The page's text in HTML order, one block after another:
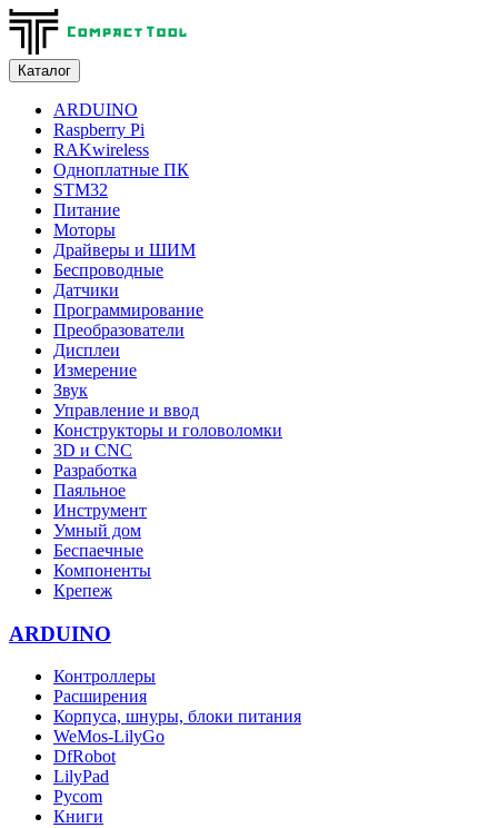
Каталог
ARDUINO
Raspberry Pi
RAKwireless
Одноплатные ПК
STM32
Питание
Моторы
Драйверы и ШИМ
Беспроводные
Датчики
Программирование
Преобразователи
Дисплеи
Измерение
Звук
Управление и ввод
Конструкторы и головоломки
3D и CNC
Разработка
Паяльное
Инструмент
Умный дом
Беспаечные
Компоненты
Крепеж
ARDUINO
Контроллеры
Расширения
Корпуса, шнуры, блоки питания
WeMos-LilyGo
DfRobot
LilyPad
Pycom
Книги